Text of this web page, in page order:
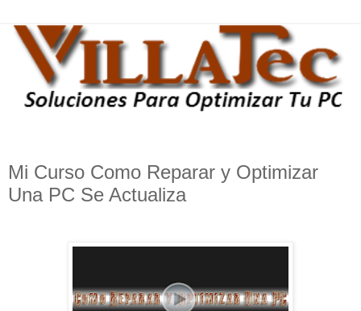
Mi Curso Como Reparar y Optimizar
Una PC Se Actualiza